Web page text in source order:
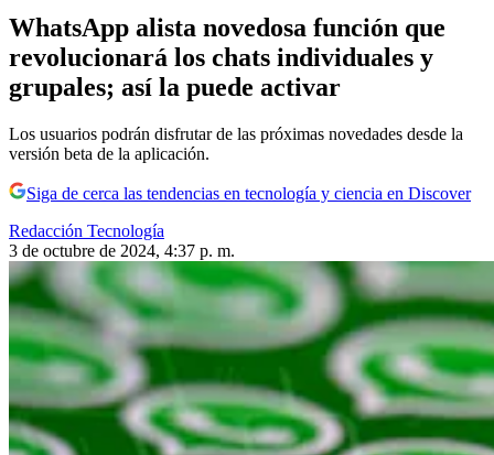
WhatsApp alista novedosa función que
revolucionará los chats individuales y
grupales; así la puede activar
Los usuarios podrán disfrutar de las próximas novedades desde la
versión beta de la aplicación.
Siga de cerca las tendencias en tecnología y ciencia en Discover
Redacción Tecnología
3 de octubre de 2024, 4:37 p. m.